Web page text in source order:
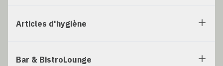
Articles d'hygiène
Bar & BistroLounge